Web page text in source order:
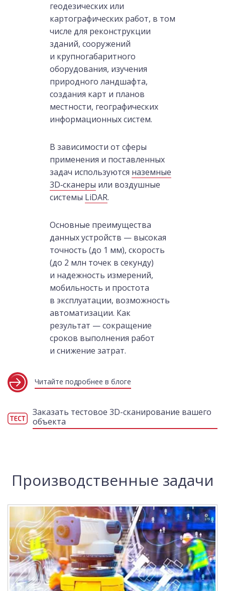
геодезических или
картографических работ, в том
числе для реконструкции
зданий, сооружений
и крупногабаритного
оборудования, изучения
природного ландшафта,
создания карт и планов
местности, географических
информационных систем.
В зависимости от сферы
применения и поставленных
задач используются наземные
3D‑сканеры или воздушные
системы LiDAR.
Основные преимущества
данных устройств — высокая
точность (до 1 мм), скорость
(до 2 млн точек в секунду)
и надежность измерений,
мобильность и простота
в эксплуатации, возможность
автоматизации. Как
результат — сокращение
сроков выполнения работ
и снижение затрат.
Читайте подробнее в блоге
Заказать тестовое 3D-сканирование вашего
объекта
Производственные задачи